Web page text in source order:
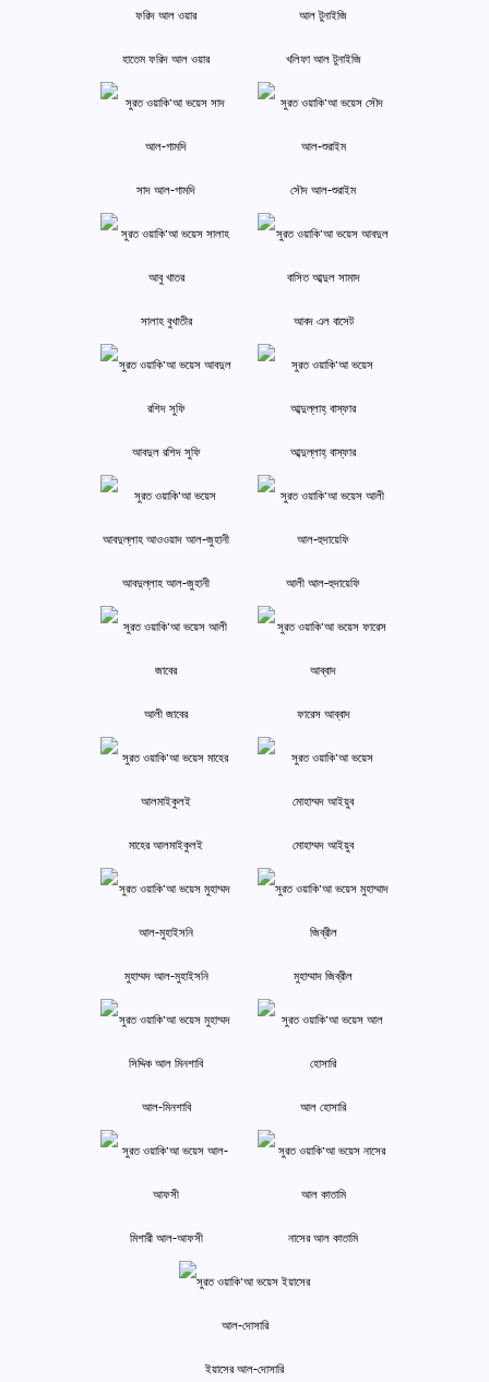
হাতেম ফরিদ আল ওয়ার খলিফা আল টুনাইজি
সাদ আল-গামদি সৌদ আল-শুরাইম
সালাহ বুখাতীর আবদ এল বাসেট
আবদুল রশিদ সুফি আব্দুল্লাহ্ বাস্‌ফার
আবদুল্লাহ আল-জুহানী আলী আল-হুদায়েফি
আলী জাবের ফারেস আব্বাদ
মাহের আলমাইকুলই মোহাম্মদ আইয়ুব
মুহাম্মদ আল-মুহাইসনি মুহাম্মাদ জিব্রীল
আল-মিনশাবি আল হোসারি
মিশারী আল-আফসী নাসের আল কাতামি
ইয়াসের আল-দোসারি